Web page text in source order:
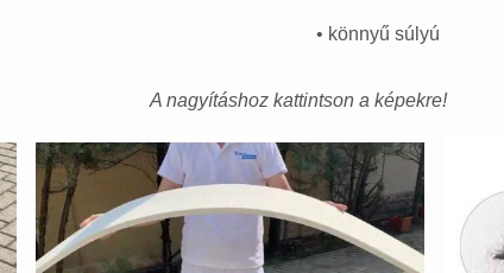
• könnyű súlyú
A nagyításhoz kattintson a képekre!